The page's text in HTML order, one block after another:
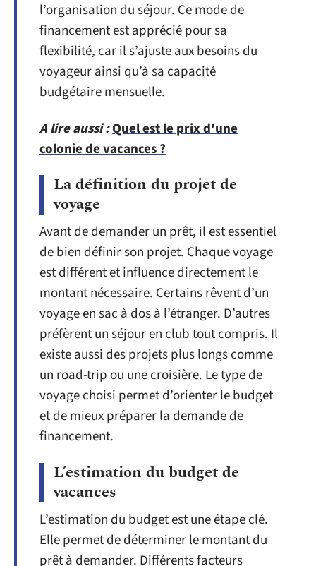
l’organisation du séjour. Ce mode de
financement est apprécié pour sa
flexibilité, car il s’ajuste aux besoins du
voyageur ainsi qu’à sa capacité
budgétaire mensuelle.
A lire aussi :Quel est le prix d'une
colonie de vacances ?
La définition du projet de
voyage
Avant de demander un prêt, il est essentiel
de bien définir son projet. Chaque voyage
est différent et influence directement le
montant nécessaire. Certains rêvent d’un
voyage en sac à dos à l’étranger. D’autres
préfèrent un séjour en club tout compris. Il
existe aussi des projets plus longs comme
un road-trip ou une croisière. Le type de
voyage choisi permet d’orienter le budget
et de mieux préparer la demande de
financement.
L’estimation du budget de
vacances
L’estimation du budget est une étape clé.
Elle permet de déterminer le montant du
prêt à demander. Différents facteurs